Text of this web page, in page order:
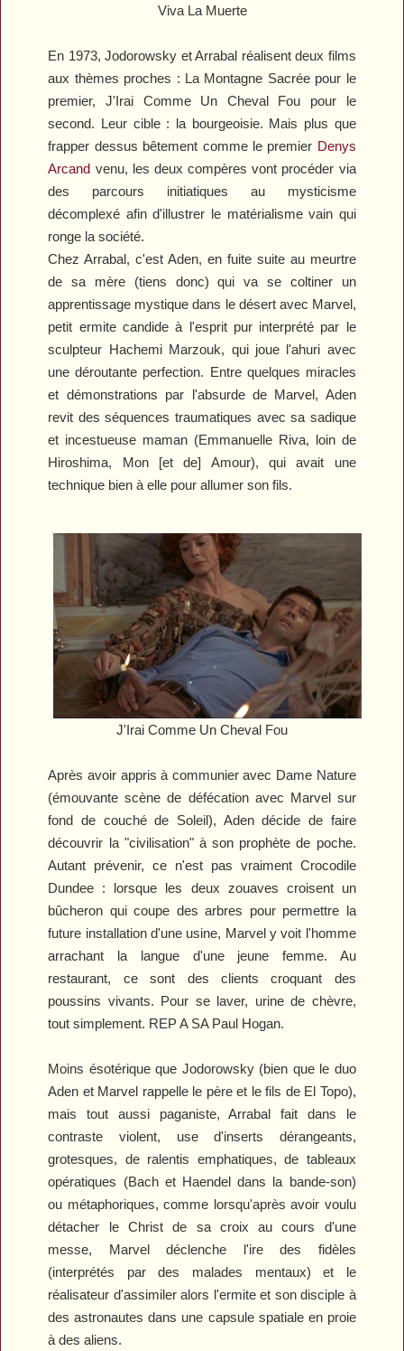
Viva La Muerte
En 1973, Jodorowsky et Arrabal réalisent deux films
aux thèmes proches : La Montagne Sacréepour le
premier, J'Irai Comme Un Cheval Fou pour le
second. Leur cible : la bourgeoisie. Mais plus que
frapper dessus bêtement comme le premier Denys
Arcand venu, les deux compères vont procéder via
des parcours initiatiques au mysticisme
décomplexé afin d'illustrer le matérialisme vain qui
ronge la société.
Chez Arrabal, c'est Aden, en fuite suite au meurtre
de sa mère (tiens donc) qui va se coltiner un
apprentissage mystique dans le désert avec Marvel,
petit ermite candide à l'esprit pur interprété par le
sculpteur Hachemi Marzouk, qui joue l'ahuri avec
une déroutante perfection. Entre quelques miracles
et démonstrations par l'absurde de Marvel, Aden
revit des séquences traumatiques avec sa sadique
et incestueuse maman (Emmanuelle Riva, loin de
Hiroshima, Mon [et de] Amour), qui avait une
technique bien à elle pour allumer son fils.
J'Irai Comme Un Cheval Fou
Après avoir appris à communier avec Dame Nature
(émouvante scène de défécation avec Marvel sur
fond de couché de Soleil), Aden décide de faire
découvrir la "civilisation" à son prophète de poche.
Autant prévenir, ce n'est pas vraiment Crocodile
Dundee : lorsque les deux zouaves croisent un
bûcheron qui coupe des arbres pour permettre la
future installation d'une usine, Marvel y voit l'homme
arrachant la langue d'une jeune femme. Au
restaurant, ce sont des clients croquant des
poussins vivants. Pour se laver, urine de chèvre,
tout simplement. REP A SA Paul Hogan.
Moins ésotérique que Jodorowsky (bien que le duo
Aden et Marvel rappelle le père et le fils de El Topo),
mais tout aussi paganiste, Arrabal fait dans le
contraste violent, use d'inserts dérangeants,
grotesques, de ralentis emphatiques, de tableaux
opératiques (Bach et Haendel dans la bande-son)
ou métaphoriques, comme lorsqu'après avoir voulu
détacher le Christ de sa croix au cours d'une
messe, Marvel déclenche l'ire des fidèles
(interprétés par des malades mentaux) et le
réalisateur d'assimiler alors l'ermite et son disciple à
des astronautes dans une capsule spatiale en proie
à des aliens.